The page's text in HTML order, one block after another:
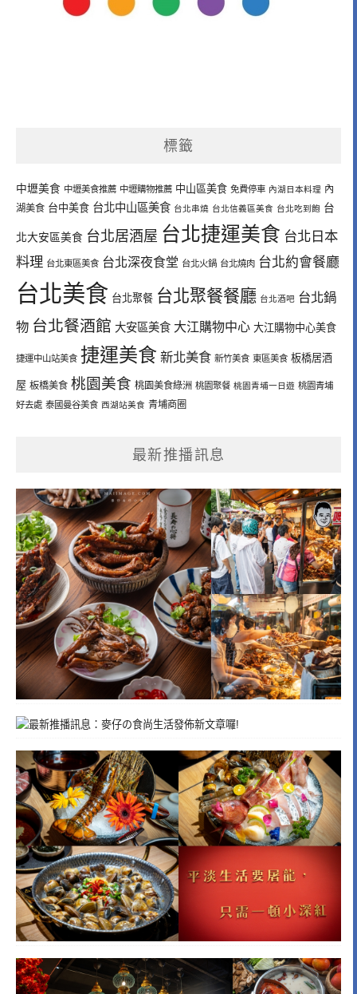
標籤
中壢美食 中壢美食推薦 中壢購物推薦 中山區美食 免費停車 內湖日本料理 內
湖美食 台中美食 台北中山區美食 台北串燒 台北信義區美食 台北吃到飽 台
北大安區美食 台北居酒屋 台北捷運美食 台北日本
料理 台北東區美食 台北深夜食堂 台北火鍋 台北燒肉 台北約會餐廳
台北美食 台北聚餐 台北聚餐餐廳 台北酒吧 台北鍋
物 台北餐酒館 大安區美食 大江購物中心 大江購物中心美食
捷運中山站美食 捷運美食 新北美食 新竹美食 東區美食 板橋居酒
屋 板橋美食 桃園美食 桃園美食綠洲 桃園聚餐 桃園青埔一日遊 桃園青埔
好去處 泰國曼谷美食 西湖站美食 青埔商圈
最新推播訊息